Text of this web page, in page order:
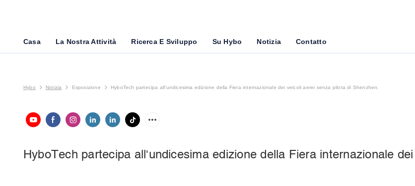
Casa La Nostra Attività Ricerca E Sviluppo Su Hybo Notizia Contatto
Hybo Notizia Esposizione HyboTech partecipa all'undicesima edizione della Fiera internazionale dei veicoli aerei senza pilota di Shenzhen.
HyboTech partecipa all'undicesima edizione della Fiera internazionale